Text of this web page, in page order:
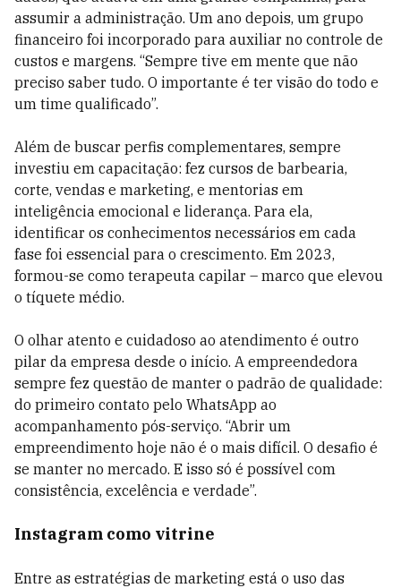
assumir a administração. Um ano depois, um grupo
financeiro foi incorporado para auxiliar no controle de
custos e margens. “Sempre tive em mente que não
preciso saber tudo. O importante é ter visão do todo e
um time qualificado”.
Além de buscar perfis complementares, sempre
investiu em capacitação: fez cursos de barbearia,
corte, vendas e marketing, e mentorias em
inteligência emocional e liderança. Para ela,
identificar os conhecimentos necessários em cada
fase foi essencial para o crescimento. Em 2023,
formou-se como terapeuta capilar – marco que elevou
o tíquete médio.
O olhar atento e cuidadoso ao atendimento é outro
pilar da empresa desde o início. A empreendedora
sempre fez questão de manter o padrão de qualidade:
do primeiro contato pelo WhatsApp ao
acompanhamento pós-serviço. “Abrir um
empreendimento hoje não é o mais difícil. O desafio é
se manter no mercado. E isso só é possível com
consistência, excelência e verdade”.
Instagram como vitrine
Entre as estratégias de marketing está o uso das